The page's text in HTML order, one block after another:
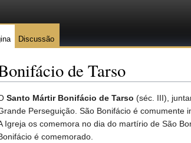
de Tarso
Santo Mártir Bonifácio de Tarso (séc. III),
Perseguição. São Bonifácio é comumente
Igreja os comemora no dia do martírio de São
é comemorado.
Discussão